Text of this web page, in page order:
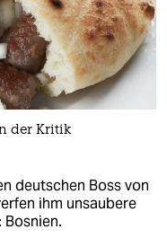
der Kritik
deutschen Boss von
ihm unsaubere
Bosnien.